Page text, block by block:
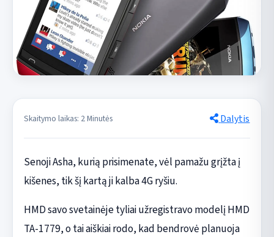
Skaitymo laikas: 2 Minutės Dalytis
Senoji Asha, kurią prisimenate, vėl pamažu grįžta į
kišenes, tik šį kartą ji kalba 4G ryšiu.
HMD savo svetainėje tyliai užregistravo modelį HMD
TA-1779, o tai aiškiai rodo, kad bendrovė planuoja